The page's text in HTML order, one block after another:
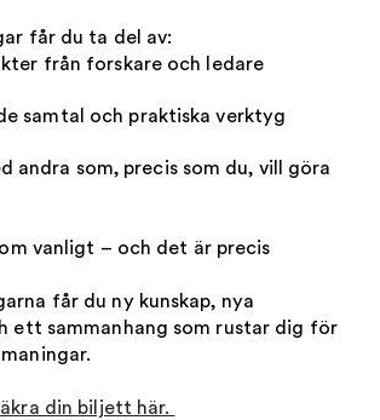
får du ta del av:
från forskare och ledare
samtal och praktiska verktyg
andra som, precis som du, vill göra
vanligt – och det är precis
får du ny kunskap, nya
ett sammanhang som rustar dig för
din biljett här.